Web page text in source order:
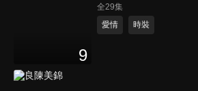
9
全29集
愛情
時裝